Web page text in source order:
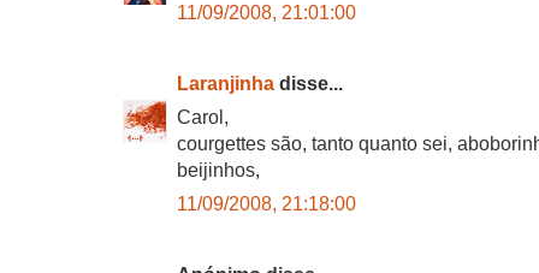
11/09/2008, 21:01:00
Laranjinha disse...
Carol,
courgettes são, tanto quanto sei,
beijinhos,
11/09/2008, 21:18:00